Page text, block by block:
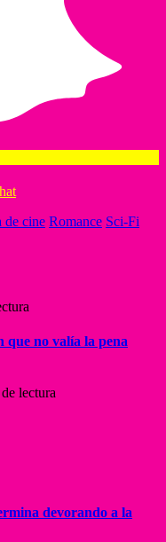
de cine Romance Sci-Fi
que no valía la pena
lectura
devorando a la